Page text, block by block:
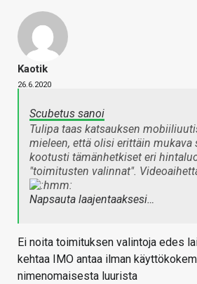
Kaotik
26.6.2020
Scubetus sanoi
Tulipa taas katsauksen
mieleen, että olisi erittäin mukava
kootusti tämänhetkiset eri
"toimitusten valinnat".
Napsauta laajentaaksesi…
Ei noita toimituksen valintoja edes
kehtaa IMO antaa ilman
nimenomaisesta luurista